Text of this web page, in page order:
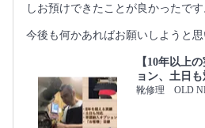
しお預けできたことが良かったです
今後も何かあればお願いしようと思
【10年以上
ョン、土日も
靴修理 OLD